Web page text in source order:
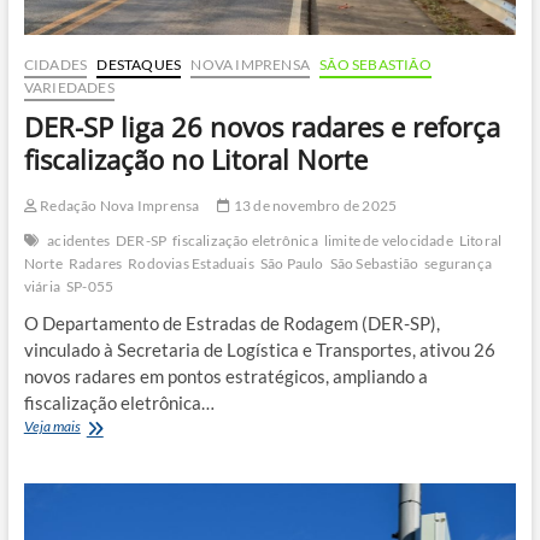
CIDADES DESTAQUES NOVA IMPRENSA SÃO SEBASTIÃO
VARIEDADES
DER-SP liga 26 novos radares e reforça
fiscalização no Litoral Norte
Redação Nova Imprensa
13 de novembro de 2025
acidentes DER-SP fiscalização eletrônica limite de velocidade Litoral
Norte Radares Rodovias Estaduais São Paulo São Sebastião segurança
viária SP-055
O Departamento de Estradas de Rodagem (DER-SP),
vinculado à Secretaria de Logística e Transportes, ativou 26
novos radares em pontos estratégicos, ampliando a
fiscalização eletrônica…
Veja maisDER-